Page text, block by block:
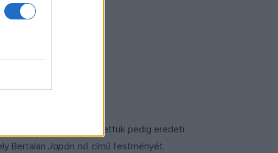
figyelhetők meg, mellettük pedig eredeti
Bertalan Japán nő című festményét,